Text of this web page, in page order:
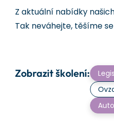
Z aktuální nabídky
Tak neváhejte, těšíme se
Zobrazit školení: